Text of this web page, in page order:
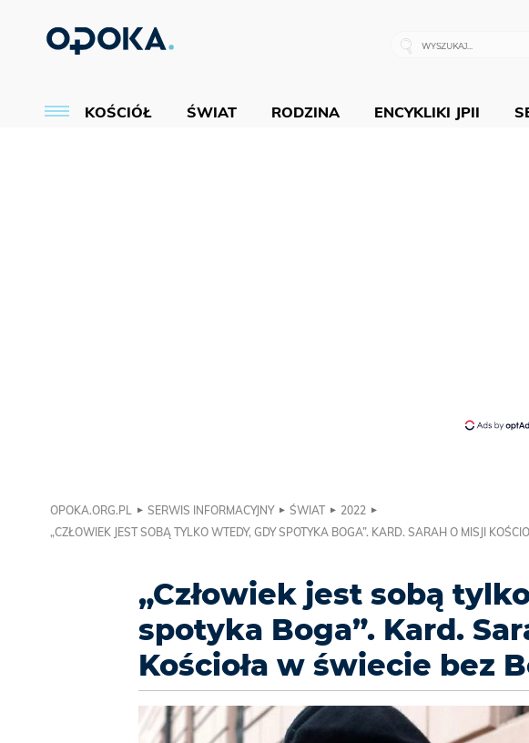
KOŚCIÓŁ ŚWIAT RODZINA ENCYKLIKI JPII
OPOKA.ORG.PL SERWIS INFORMACYJNY ŚWIAT
2022
„CZŁOWIEK JEST SOBĄ TYLKO WTEDY, GDY SPOTYKA BOGA”. KARD. SARAH O MISJI
„Człowiek jest sobą
spotyka Boga”. Kard.
Kościoła w świecie bez